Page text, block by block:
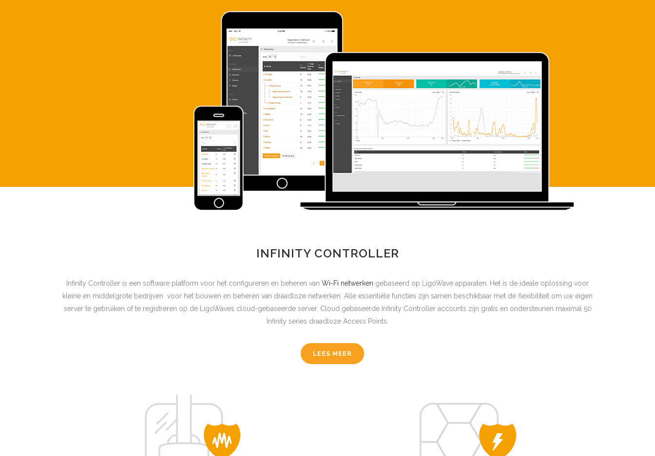
INFINITY CONTROLLER
Infinity Controller is een software platform voor het configureren en beheren van Wi-Fi netwerken gebaseerd op LigoWave apparaten. Het is de ideale oplossing voor
kleine en middelgrote bedrijven voor het bouwen en beheren van draadloze netwerken. Alle essentiële functies zijn samen beschikbaar met de flexibiliteit om uw eigen
server te gebruiken of te registreren op de LigoWaves cloud-gebaseerde server. Cloud gebaseerde Infinity Controller accounts zijn gratis en ondersteunen maximal 50
Infinity series draadloze Access Points.
LEES MEER